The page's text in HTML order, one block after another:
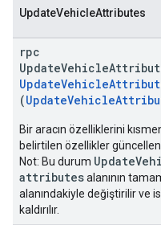
UpdateVehicleAttributes
rpc
(
Bir aracın özelliklerini
belirtilen özellikler
Not: Bu durum
attributesalanının
alanındakiyle değiştirilir ve
kaldırılır.